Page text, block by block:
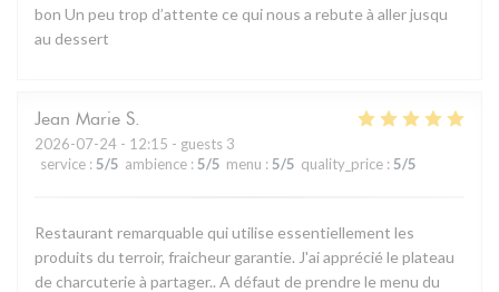
bon Un peu trop d’attente ce qui nous a rebute à aller jusqu
au dessert
Jean Marie S
2026-07-24 - 12:15 - guests 3
service : 5/5 ambience : 5/5 menu : 5/5 quality_price : 5/5
Restaurant remarquable qui utilise essentiellement les
produits du terroir, fraicheur garantie. J'ai apprécié le plateau
de charcuterie à partager.. A défaut de prendre le menu du